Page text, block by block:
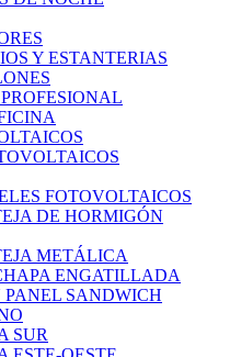
Y ESTANTERIAS
FOTOVOLTAICOS
DE HORMIGÓN
METÁLICA
ENGATILLADA
PANEL SANDWICH
SUR